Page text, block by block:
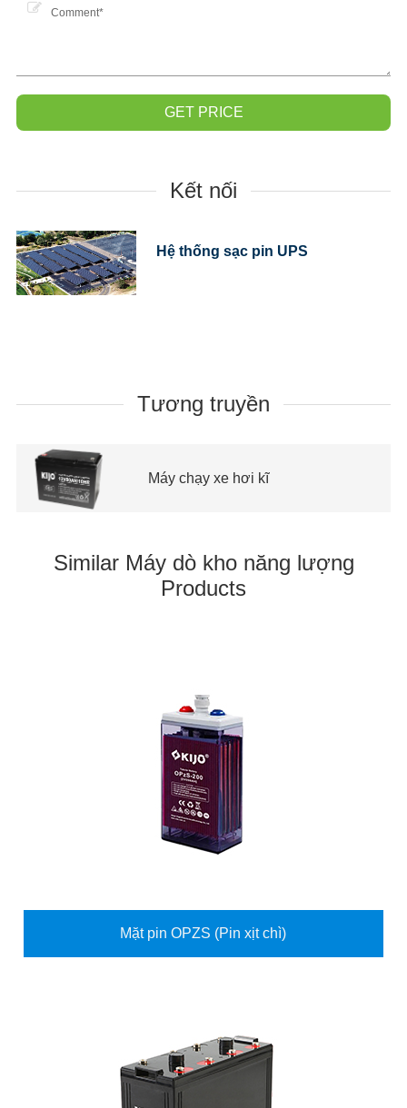
GET PRICE
Kết nối
Hệ thống sạc pin UPS
Tương truyền
Máy chạy xe hơi kĩ
Similar Máy dò kho năng lượng
Products
Mặt pin OPZS (Pin xịt chì)